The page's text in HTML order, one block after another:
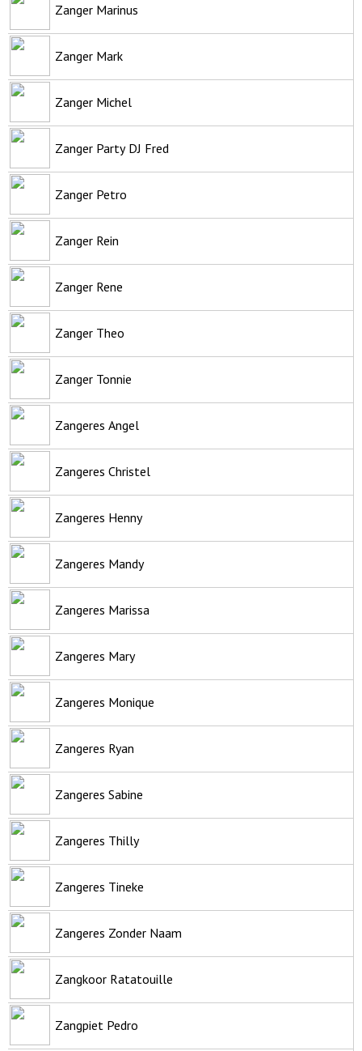
Zanger Marinus
Zanger Mark
Zanger Michel
Zanger Party DJ Fred
Zanger Petro
Zanger Rein
Zanger Rene
Zanger Theo
Zanger Tonnie
Zangeres Angel
Zangeres Christel
Zangeres Henny
Zangeres Mandy
Zangeres Marissa
Zangeres Mary
Zangeres Monique
Zangeres Ryan
Zangeres Sabine
Zangeres Thilly
Zangeres Tineke
Zangeres Zonder Naam
Zangkoor Ratatouille
Zangpiet Pedro